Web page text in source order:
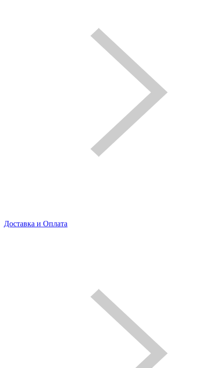
Доставка и Оплата